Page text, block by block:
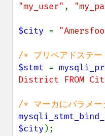
"my_user" ,
$city =
$stmt =
District FROM City
$city);